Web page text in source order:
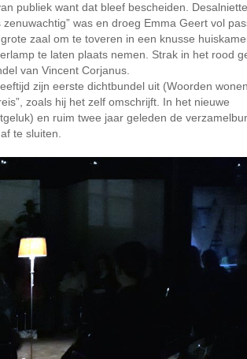
publiek want dat bleef bescheiden.
was en droeg Emma Geert vol
zaal om te toveren in een knusse
te laten plaats nemen. Strak in het rood
van Vincent Corjanus.
zijn eerste dichtbundel uit (Woorden
zoals hij het zelf omschrijft. In het nieuwe
en ruim twee jaar geleden de
te sluiten.